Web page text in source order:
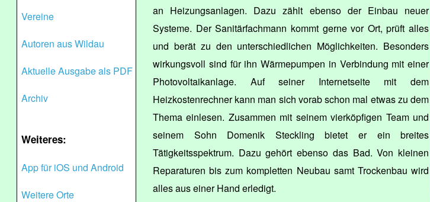
Vereine
Autoren aus Wildau
Aktuelle Ausgabe als PDF
Archiv
Weiteres:
App für iOS und Android
Weitere Orte
an Heizungsanlagen. Dazu zählt ebenso der Einbau neuer
Systeme. Der Sanitärfachmann kommt gerne vor Ort, prüft alles
und berät zu den unterschiedlichen Möglichkeiten. Besonders
wirkungsvoll sind für ihn Wärmepumpen in Verbindung mit einer
Photovoltaikanlage. Auf seiner Internetseite mit dem
Heizkostenrechner kann man sich vorab schon mal etwas zu dem
Thema einlesen. Zusammen mit seinem vierköpfigen Team und
seinem Sohn Domenik Steckling bietet er ein breites
Tätigkeitsspektrum. Dazu gehört ebenso das Bad. Von kleinen
Reparaturen bis zum kompletten Neubau samt Trockenbau wird
alles aus einer Hand erledigt.